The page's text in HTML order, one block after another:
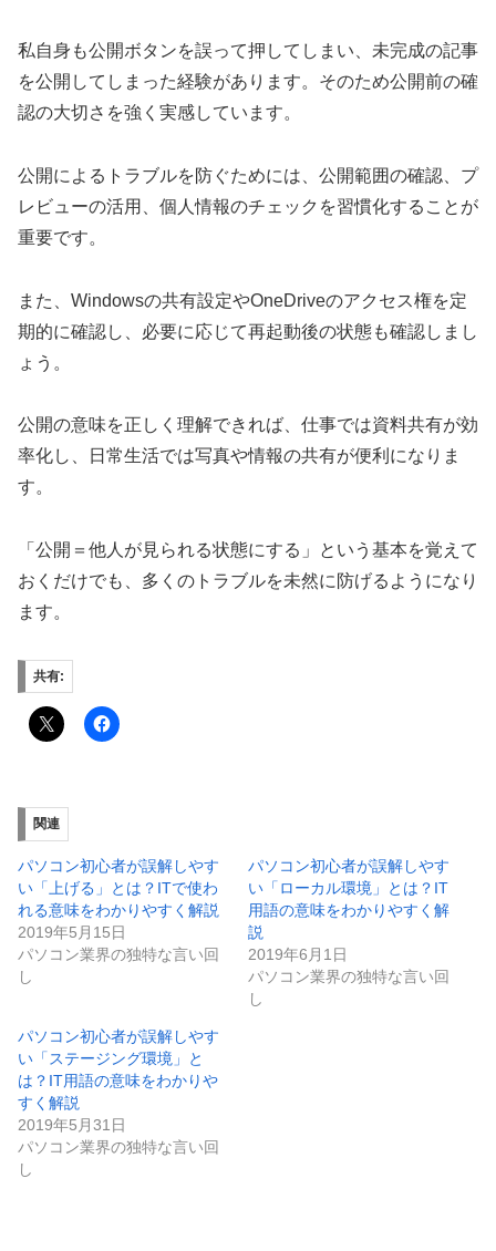
私自身も公開ボタンを誤って押してしまい、未完成の記事
を公開してしまった経験があります。そのため公開前の確
認の大切さを強く実感しています。
公開によるトラブルを防ぐためには、公開範囲の確認、プ
レビューの活用、個人情報のチェックを習慣化することが
重要です。
また、Windowsの共有設定やOneDriveのアクセス権を定
期的に確認し、必要に応じて再起動後の状態も確認しまし
ょう。
公開の意味を正しく理解できれば、仕事では資料共有が効
率化し、日常生活では写真や情報の共有が便利になりま
す。
「公開＝他人が見られる状態にする」という基本を覚えて
おくだけでも、多くのトラブルを未然に防げるようになり
ます。
共有:
関連
パソコン初心者が誤解しやす
い「上げる」とは？ITで使わ
れる意味をわかりやすく解説
2019年5月15日
パソコン業界の独特な言い回
し
パソコン初心者が誤解しやす
い「ローカル環境」とは？IT
用語の意味をわかりやすく解
説
2019年6月1日
パソコン業界の独特な言い回
し
パソコン初心者が誤解しやす
い「ステージング環境」と
は？IT用語の意味をわかりや
すく解説
2019年5月31日
パソコン業界の独特な言い回
し